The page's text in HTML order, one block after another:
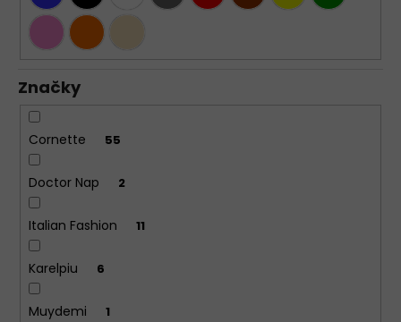
Značky
Cornette 55
Doctor Nap 2
Italian Fashion 11
Karelpiu 6
Muydemi 1